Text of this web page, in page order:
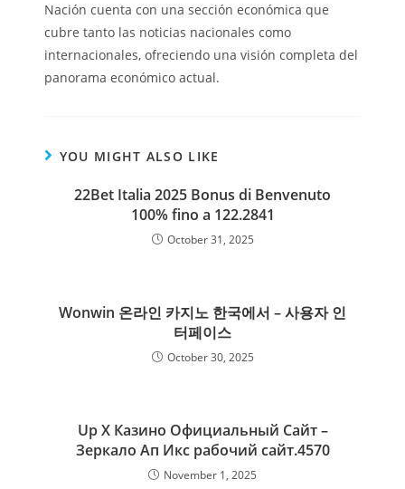
Nación cuenta con una sección económica que
cubre tanto las noticias nacionales como
internacionales, ofreciendo una visión completa del
panorama económico actual.
YOU MIGHT ALSO LIKE
22Bet Italia 2025 Bonus di Benvenuto
100% fino a 122.2841
October 31, 2025
Wonwin 온라인 카지노 한국에서 – 사용자 인
터페이스
October 30, 2025
Up X Казино Официальный Сайт –
Зеркало Ап Икс рабочий сайт.4570
November 1, 2025